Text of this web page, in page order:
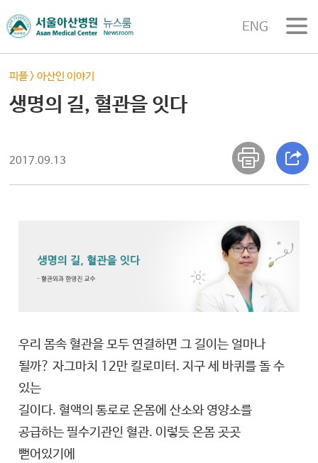
ENG
피플>아산인 이야기
생명의 길, 혈관을 잇다
2017.09.13
우리 몸속 혈관을 모두 연결하면 그 길이는 얼마나
될까? 자그마치 12만 킬로미터. 지구 세 바퀴를 돌 수
있는
길이다. 혈액의 통로로 온몸에 산소와 영양소를
공급하는 필수기관인 혈관. 이렇듯 온몸 곳곳
뻗어있기에